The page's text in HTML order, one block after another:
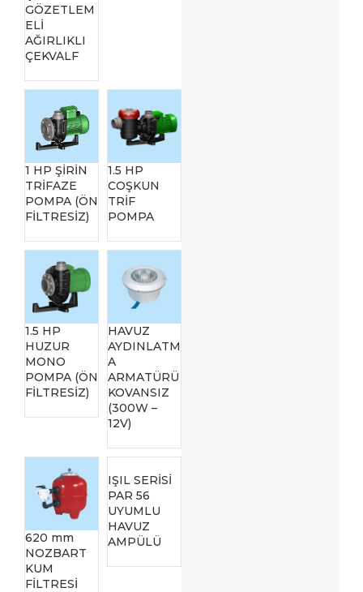
GÖZETLEM
ELİ
AĞIRLIKLI
ÇEKVALF
1 HP ŞİRİN
TRİFAZE
POMPA (ÖN
FİLTRESİZ)
1.5 HP
COŞKUN
TRİF
POMPA
1.5 HP
HUZUR
MONO
POMPA (ÖN
FİLTRESİZ)
HAVUZ
AYDINLATM
A
ARMATÜRÜ
KOVANSIZ
(300W –
12V)
620 mm
NOZBART
KUM
FİLTRESİ
IŞIL SERİSİ
PAR 56
UYUMLU
HAVUZ
AMPÜLÜ